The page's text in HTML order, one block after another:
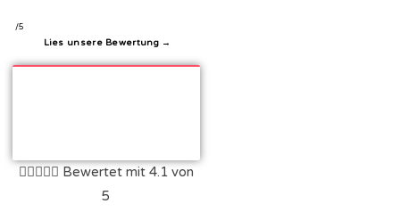
/5
Lies unsere Bewertung →
 Bewertet mit 4.1 von
5